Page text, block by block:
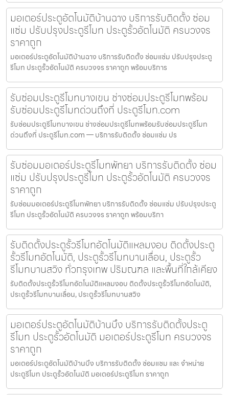
มอเตอร์ประตูอัตโนมัติบ้านฉาง บริการรับติดตั้ง ซ่อม
แซ่ม ปรับปรุงประตูรีโมท ประตูรั้วอัตโนมัติ ครบวงจร
ราคาถูก
มอเตอร์ประตูอัตโนมัติบ้านฉาง บริการรับติดตั้ง ซ่อมแซ่ม ปรับปรุงประตู
รีโมท ประตูรั้วอัตโนมัติ ครบวงจร ราคาถูก พร้อมบริการ
รับซ่อมประตูรีโมทบางเขน ช่างซ่อมประตูรีโมทพร้อม
รับซ่อมประตูรีโมทด่วนถึงที่ ประตูรีโมท.com
รับซ่อมประตูรีโมทบางเขน ช่างซ่อมประตูรีโมทพร้อมรับซ่อมประตูรีโมท
ด่วนถึงที่ ประตูรีโมท.com — บริการรับติดตั้ง ซ่อมแซ่ม ปร
รับซ่อมมอเตอร์ประตูรีโมทพัทยา บริการรับติดตั้ง ซ่อม
แซ่ม ปรับปรุงประตูรีโมท ประตูรั้วอัตโนมัติ ครบวงจร
ราคาถูก
รับซ่อมมอเตอร์ประตูรีโมทพัทยา บริการรับติดตั้ง ซ่อมแซ่ม ปรับปรุงประตู
รีโมท ประตูรั้วอัตโนมัติ ครบวงจร ราคาถูก พร้อมบริกา
รับติดตั้งประตูรั้วรีโมทอัตโนมัติแหลมงอบ ติดตั้งประตู
รั้วรีโมทอัตโนมัติ, ประตูรั้วรีโมทบานเลื่อน, ประตูรั้ว
รีโมทบานสวิง ทั่วกรุงเทพ ปริมณฑล และพื้นที่ใกล้เคียง
รับติดตั้งประตูรั้วรีโมทอัตโนมัติแหลมงอบ ติดตั้งประตูรั้วรีโมทอัตโนมัติ,
ประตูรั้วรีโมทบานเลื่อน, ประตูรั้วรีโมทบานสวิง
มอเตอร์ประตูอัตโนมัติบ้านบึง บริการรับติดตั้งประตู
รีโมท ประตูรั้วอัตโนมัติ มอเตอร์ประตูรีโมท ครบวงจร
ราคาถูก
มอเตอร์ประตูอัตโนมัติบ้านบึง บริการรับติดตั้ง ซ่อมแซม และ จำหน่าย
ประตูรีโมท ประตูรั้วอัตโนมัติ มอเตอร์ประตูรีโมท ราคาถูก